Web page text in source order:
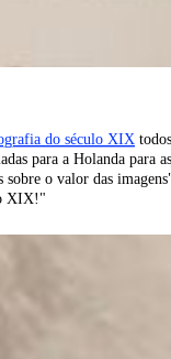
do século XIX
para a Holanda para
o valor das
XIX!"